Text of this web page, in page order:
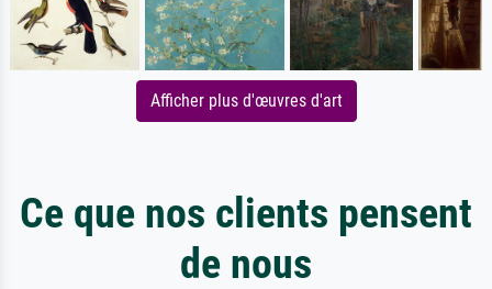
Afficher plus d'œuvres d'art
Ce que nos clients pensent
de nous